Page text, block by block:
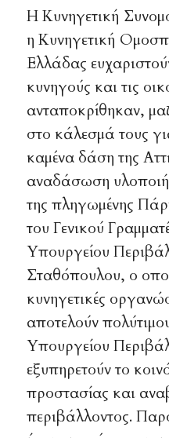
Η Κυνηγετική
η Κυνηγετική
Ελλάδας
κυνηγούς και τις
ανταποκρίθηκαν,
στο κάλεσμά τους
καμένα δάση της
αναδάσωση
της πληγωμένης
του Γενικού
Υπουργείου
Σταθόπουλου, ο
κυνηγετικές
αποτελούν
Υπουργείου
εξυπηρετούν το
προστασίας και
περιβάλλοντος.